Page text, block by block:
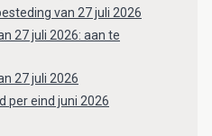
van 27 juli 2026
27 juli 2026: aan te
27 juli 2026
per eind juni 2026